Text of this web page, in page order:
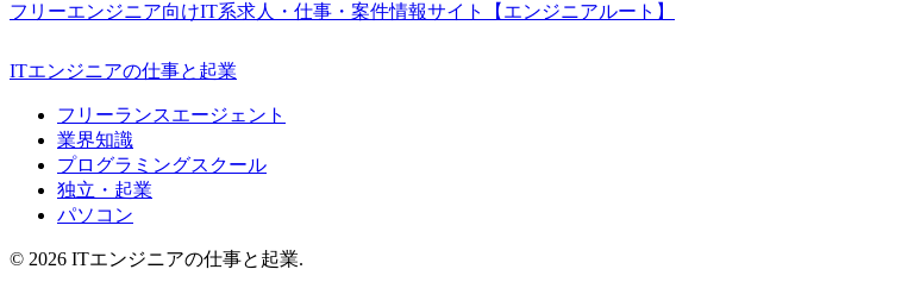
フリーエンジニア向けIT系求人・仕事・案件情報サイト【エンジニアルート】
ITエンジニアの仕事と起業
フリーランスエージェント
業界知識
プログラミングスクール
独立・起業
パソコン
© 2026 ITエンジニアの仕事と起業.